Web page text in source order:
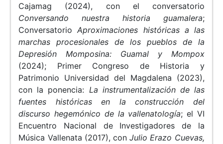
Cajamag (2024), con el conversatorio
Conversando nuestra historia guamalera;
ConversatorioAproximaciones históricas a las
marchas procesionales de los pueblos de la
Depresión Momposina: Guamal y Mompox
(2024); Primer Congreso de Historia y
Patrimonio Universidad del Magdalena (2023),
con la ponencia: La instrumentalización de las
fuentes históricas en la construcción del
discurso hegemónico de la vallenatología; el VI
Encuentro Nacional de Investigadores de la
Música Vallenata (2017), conJulio Erazo Cuevas,